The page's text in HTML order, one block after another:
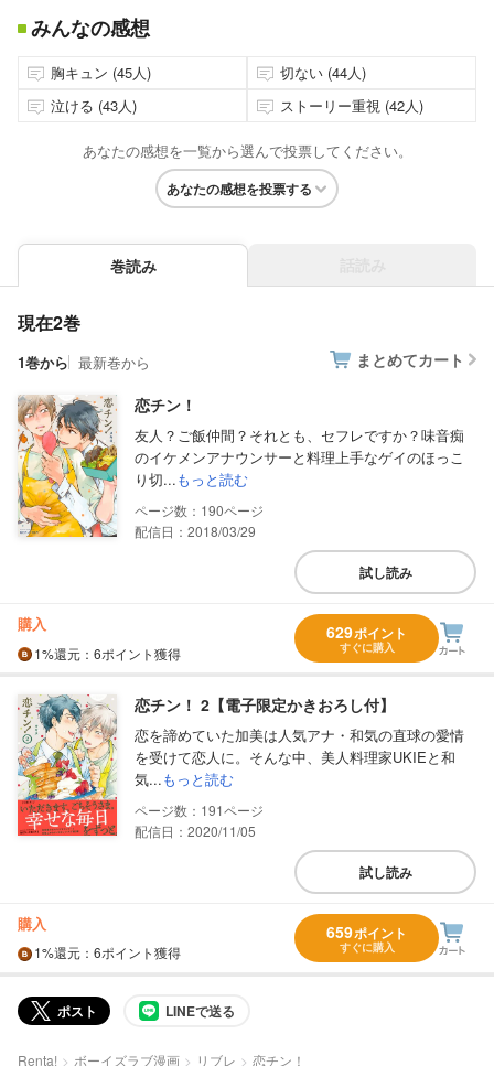
みんなの感想
胸キュン (45人)
切ない (44人)
泣ける (43人)
ストーリー重視 (42人)
あなたの感想を一覧から選んで投票してください。
あなたの感想を投票する
巻読み
現在2巻
1巻から 最新巻から まとめてカート
恋チン！
友人？ご飯仲間？それとも、セフレですか？味音痴
のイケメンアナウンサーと料理上手なゲイのほっこ
り切...もっと読む
190
配信日：2018/03/29
試し読み
購入
1%還元 ：6ポイント獲得
629ポイント
すぐに購入
恋チン！ 2【電子限定かきおろし付】
恋を諦めていた加美は人気アナ・和気の直球の愛情
を受けて恋人に。そんな中、美人料理家UKIEと和
気...もっと読む
191
配信日：2020/11/05
試し読み
購入
1%還元 ：6ポイント獲得
659ポイント
すぐに購入
ポスト LINEで送る
Renta! ボーイズラブ漫画 リブレ 恋チン！